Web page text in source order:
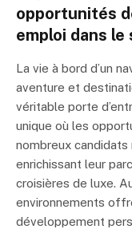
opportunités
emploi dans
La vie à bord d’un
aventure et
véritable porte
unique où les
nombreux
enrichissant leur
croisières de luxe.
environnements
développement